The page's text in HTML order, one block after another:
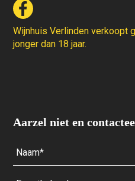
Wijnhuis Verlinden verkoopt
jonger dan 18 jaar.
Aarzel niet en